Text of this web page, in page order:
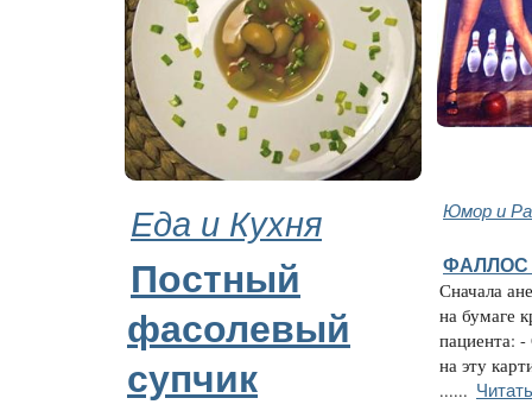
Еда и Кухня Юмор и
Постный
фасолевый
супчик
ФАЛЛОС
Сначала
на бумаге
пациента:
на эту
......